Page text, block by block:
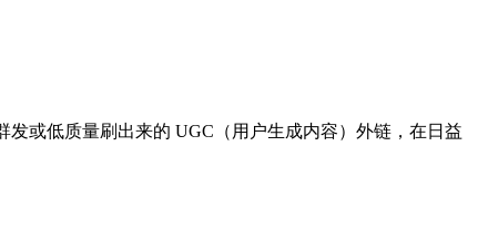
发或低质量刷出来的 UGC（用户生成内容）外链，在日益